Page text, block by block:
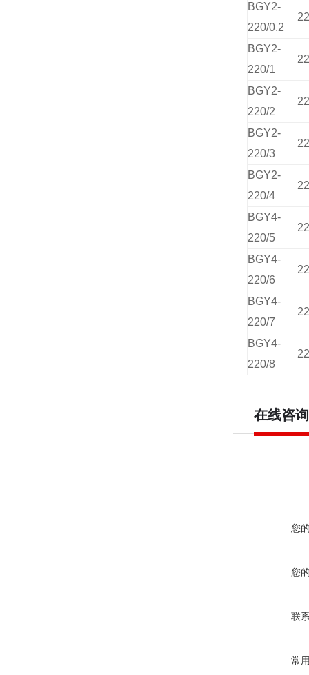
BGY2-
220/0.2
BGY2-
220/1
BGY2-
220/2
BGY2-
220/3
BGY2-
220/4
BGY4-
220/5
BGY4-
220/6
BGY4-
220/7
BGY4-
220/8
在线咨询
您
您
联
常